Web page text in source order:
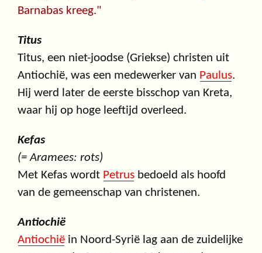
Barnabas kreeg."
Titus
Titus, een niet-joodse (Griekse) christen uit
Antiochië, was een medewerker van Paulus.
Hij werd later de eerste bisschop van Kreta,
waar hij op hoge leeftijd overleed.
Kefas
(= Aramees: rots)
Met Kefas wordt Petrus bedoeld als hoofd
van de gemeenschap van christenen.
Antiochië
Antiochië in Noord-Syrië lag aan de zuidelijke